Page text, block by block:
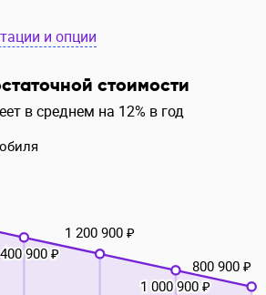
и опции
стоимости
в среднем на 12% в год
900 ₽
1 200 900 ₽
1 000 900 ₽
800 900 ₽